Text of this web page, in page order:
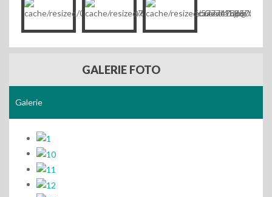
GALERIE FOTO
Galerie